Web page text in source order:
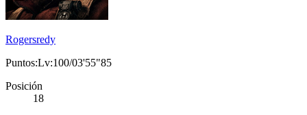
Rogersredy
Puntos:Lv:100/03'55"85
Posición
18